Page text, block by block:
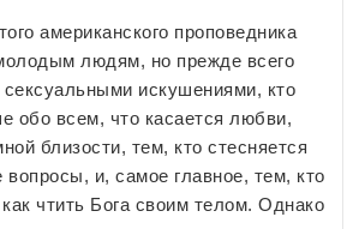
американского проповедника
людям, но прежде всего
сексуальными искушениями, кто
обо всем, что касается любви,
близости, тем, кто стесняется
вопросы, и, самое главное, тем, кто
чтить Бога своим телом. Однако